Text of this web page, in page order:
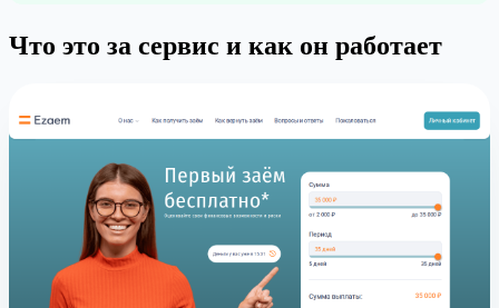
Что это за сервис и как он работает